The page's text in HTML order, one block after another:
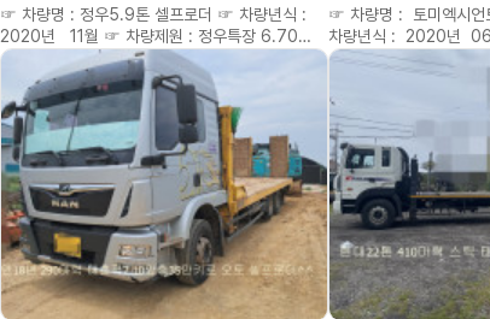
☞ 차량명 : 정우5.9톤 셀프로더 ☞ 차량년식 :
2020년 11월 ☞ 차량제원 : 정우특장 6.70
앞축 ☞ 주행거리 :46만키로 ☞ 옵션 : 현대
5.9톤 20년 11월 메가 마지막모델 280마력
46만키로 정우특장 6.70앞축 셀프로더 ^^ ☞
차량가격 : 7500만 ◈ 구입자금(운영자금)
저금리캐피탈 할부도 가능합니다 ◈ 연락주시면
성심.성의것 상담해드립니다 ◈ 필요한차량
용도예맞는차량 저렴하게 구해드립니다. ◈
미처올리지 못한차량도 여러대있으니 연락주세요.
◈ 신뢰와 진실.정직으로 최선을 다하겠습니다 **
위탁차량은 소정의 소개비 별도 있습니다 ** ▷▶
경신중고특장차 대표 공공식 ▷▶ 홈페이지 :
kmiro2.kr ▷▶ 네이버 블로그 :
8949.kmiro2.kr ▷▶ 다 음 블로그 :
☞ 차량명 : 토미엑시
차량년식 : 2020년
강원정공 10메타 후축
강원정공 적 10메타후
셀프로더 ^^ ☞ 차량가
(운영자금) 저금리캐피
연락주시면 성심.성의
필요한차량 용도예맞는
구해드립니다. ◈ 미처
여러대있으니 연락주
정직으로 최선을 다하겠습니다 **
소정의 소개비 별도
경신중고특장차 대표
kmiro2.kr ▷▶ 네이버 블로그 :